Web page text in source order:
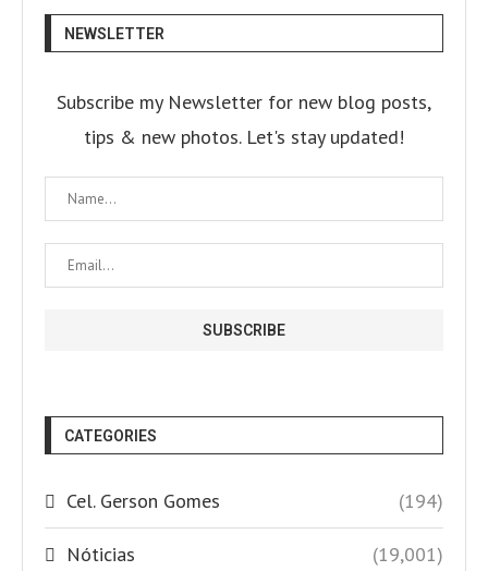
NEWSLETTER
Subscribe my Newsletter for new blog posts,
tips & new photos. Let's stay updated!
CATEGORIES
Cel. Gerson Gomes (194)
Nóticias (19,001)